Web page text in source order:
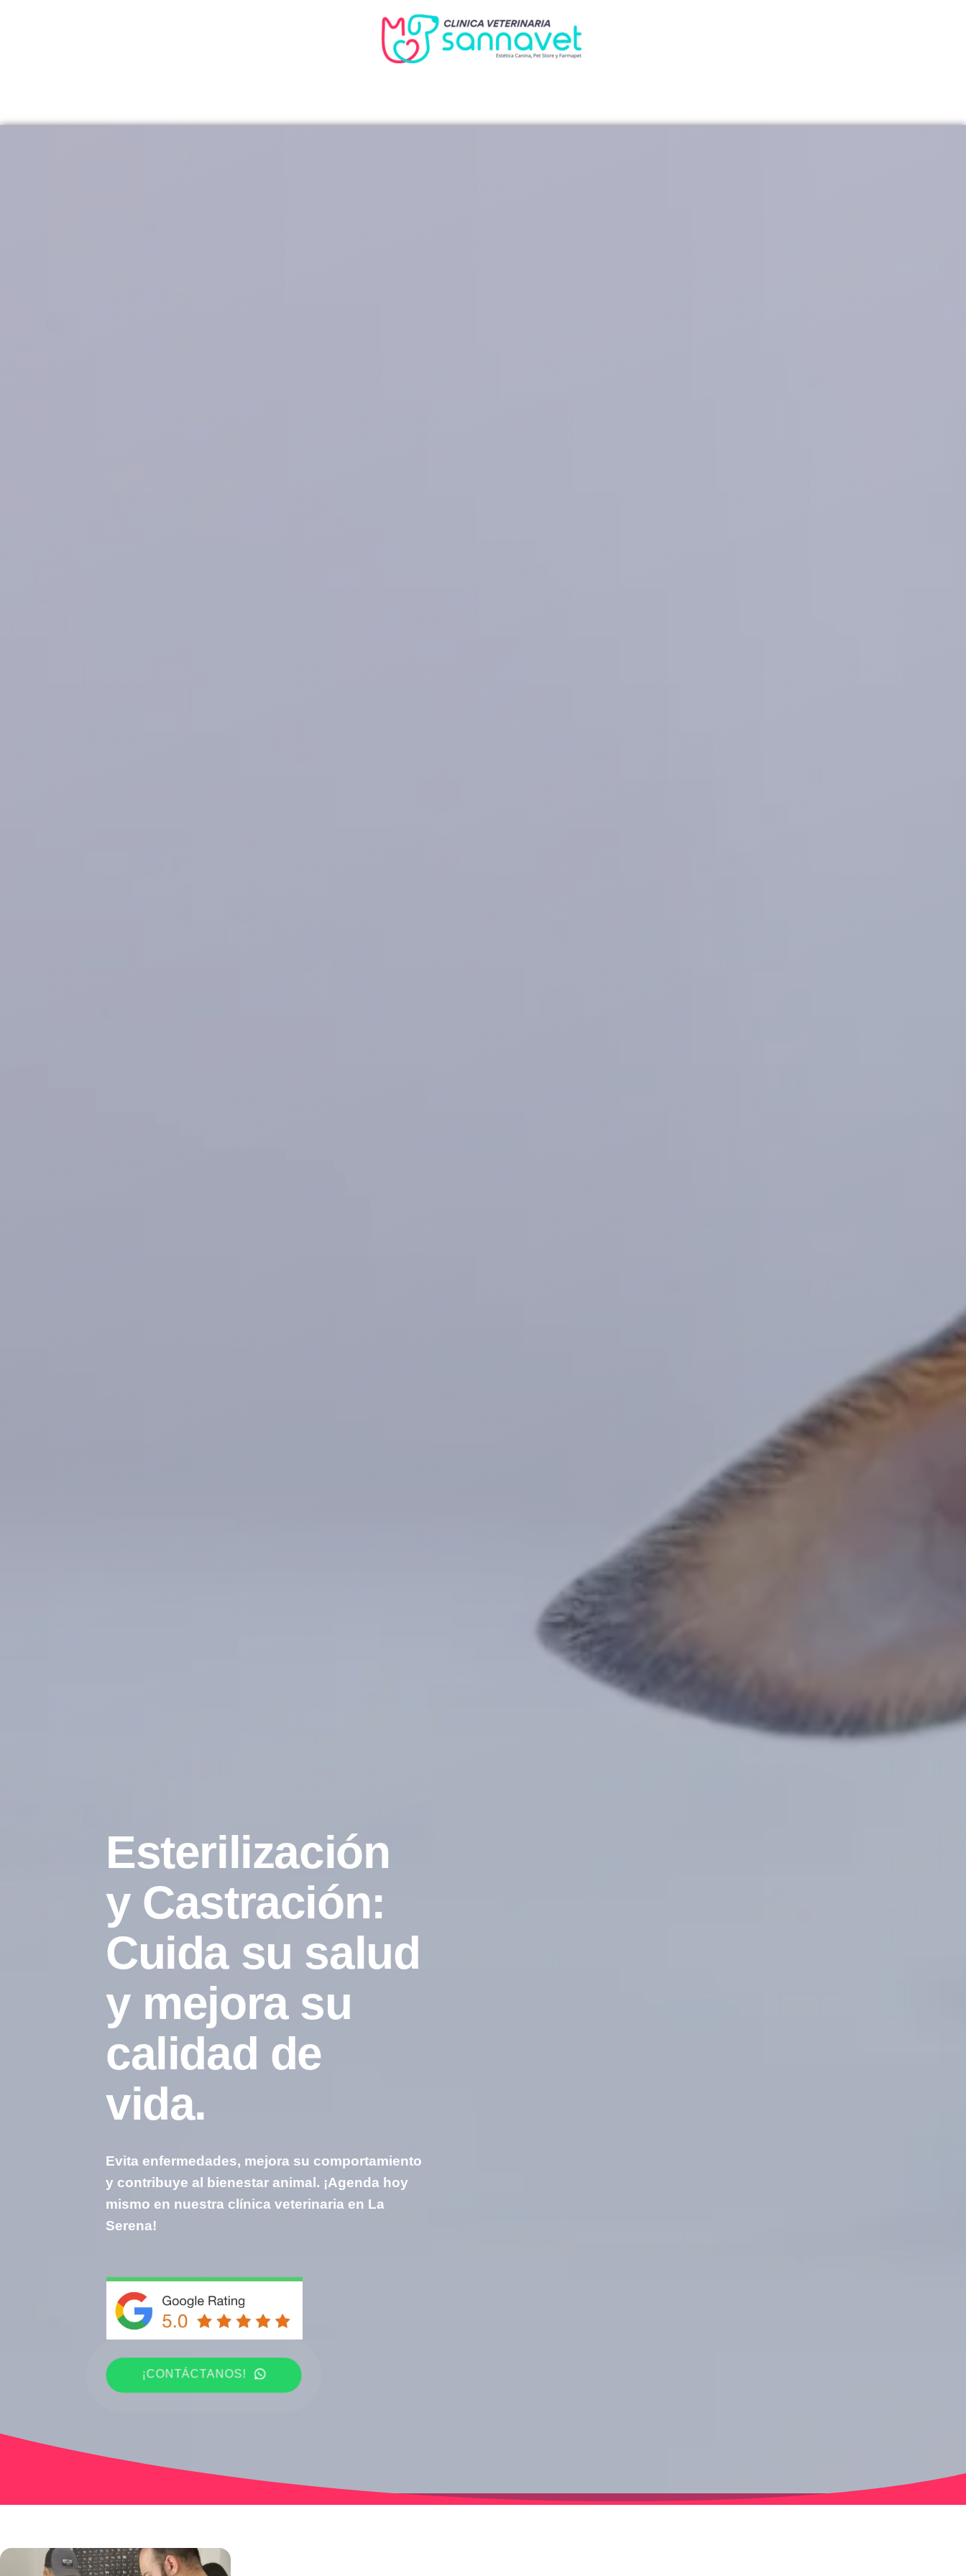
Esterilización
y Castración:
Cuida su salud
y mejora su
calidad de
vida.
Evita enfermedades, mejora su comportamiento
y contribuye al bienestar animal. ¡Agenda hoy
mismo en nuestra clínica veterinaria en La
Serena!
¡CONTÁCTANOS!